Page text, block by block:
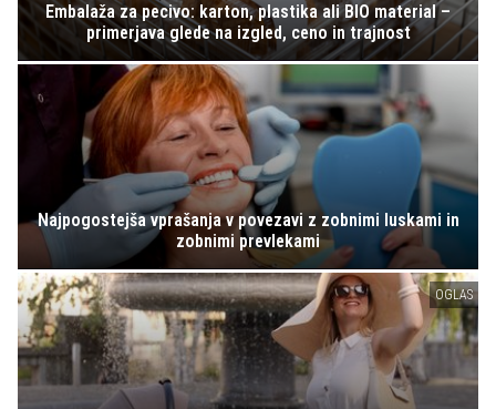
Embalaža za pecivo: karton, plastika ali BIO material –
primerjava glede na izgled, ceno in trajnost
Najpogostejša vprašanja v povezavi z zobnimi luskami in
zobnimi prevlekami
OGLAS